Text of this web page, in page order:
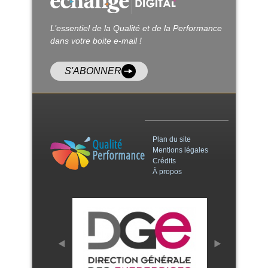
L’essentiel de la Qualité et de la Performance
dans votre boite e-mail !
S'ABONNER
Plan du site
Mentions légales
Crédits
À propos